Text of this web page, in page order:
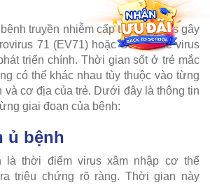
truyền nhiễm cấp tính do virus gây
71 (EV71) hoặc Coxsackie virus
triển chính. Thời gian sốt ở trẻ mắc
có thể khác nhau tùy thuộc vào từng
và cơ địa của trẻ. Dưới đây là thông tin
giai đoạn của bệnh:
ủ bệnh
là thời điểm virus xâm nhập cơ thể
triệu chứng rõ ràng. Thời gian này